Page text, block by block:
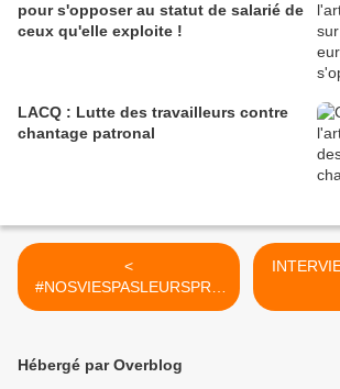
pour s'opposer au statut de salarié de
ceux qu'elle exploite !
LACQ : Lutte des travailleurs contre
chantage patronal
<
#NOSVIESPASLEURSPRO
FITS
Hébergé par Overblog